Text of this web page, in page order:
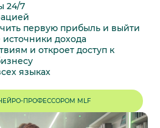
24/7
первую прибыль и выйти
дохода
и откроет доступ к
языках
ПРОФЕССОРОМ MLF